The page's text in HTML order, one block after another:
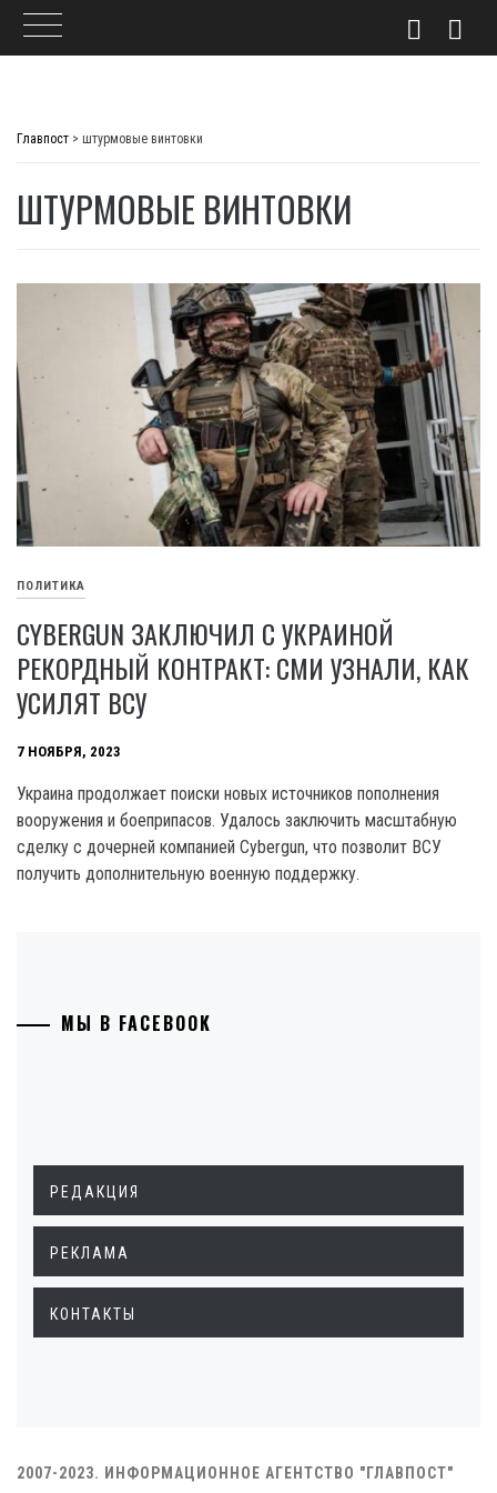
Главпост > штурмовые винтовки
ШТУРМОВЫЕ ВИНТОВКИ
ПОЛИТИКА
CYBERGUN ЗАКЛЮЧИЛ С УКРАИНОЙ
РЕКОРДНЫЙ КОНТРАКТ: СМИ УЗНАЛИ, КАК
УСИЛЯТ ВСУ
7 НОЯБРЯ, 2023
Украина продолжает поиски новых источников пополнения
вооружения и боеприпасов. Удалось заключить масштабную
сделку с дочерней компанией Cybergun, что позволит ВСУ
получить дополнительную военную поддержку.
МЫ В FACEBOOK
РЕДАКЦИЯ
РЕКЛАМА
КОНТАКТЫ
2007-2023. ИНФОРМАЦИОННОЕ АГЕНТСТВО "ГЛАВПОСТ"